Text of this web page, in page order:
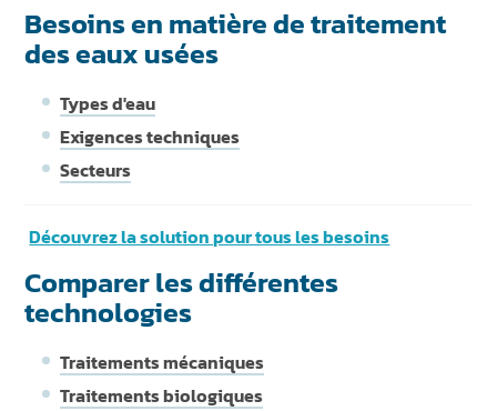
Besoins en matière de traitement
des eaux usées
Types d'eau
Exigences techniques
Secteurs
Découvrez la solution pour tous les besoins
Comparer les différentes
technologies
Traitements mécaniques
Traitements biologiques